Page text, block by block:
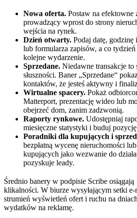
Nowa oferta. Postaw na efektowne
prowadzący wprost do strony
wejścia na rynek.
Dzień otwarty. Podaj datę,
lub formularza zapisów, a co
kolejne wydarzenie.
Sprzedane. Niedawne transakcje to
słuszności. Baner „Sprzedane“
kontaktów, że jesteś aktywny i
Wirtualne spacery. Pokaż
Matterport, prezentację wideo lub
obejrzeć dom, zanim zadzwonią.
Raporty rynkowe. Udostępniaj
miesięczne statystyki i buduj
Poradniki dla kupujących i
bezpłatną wycenę nieruchomości
kupujących jako wezwanie do
pozyskuje leady.
Średnio banery w podpisie Scribe
klikalności. W biurze wysyłającym setki
strumień wyświetleń ofert i ruchu na
wydatków na reklamę.